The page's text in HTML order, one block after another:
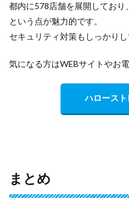
都内に578店舗を展開してお
という点が魅力的です。
セキュリティ対策もしっかり
気になる方はWEBサイトやお
ハロース
まとめ